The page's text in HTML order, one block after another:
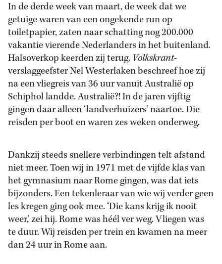
In de derde week van maart, de week dat we
getuige waren van een ongekende run op
toiletpapier, zaten naar schatting nog 200.000
vakantie vierende Nederlanders in het buitenland.
Halsoverkop keerden zij terug. Volkskrant-
verslaggeefster Nel Westerlaken beschreef hoe zij
na een vliegreis van 36 uur vanuit Australië op
Schiphol landde. Australië?! In de jaren vijftig
gingen daar alleen ‘landverhuizers’ naartoe. Die
reisden per boot en waren zes weken onderweg.
Dankzij steeds snellere verbindingen telt afstand
niet meer. Toen wij in 1971 met de vijfde klas van
het gymnasium naar Rome gingen, was dat iets
bijzonders. Een tekenleraar van wie wij verder geen
les kregen ging ook mee. ‘Die kans krijg ik nooit
weer,’ zei hij. Rome was héél ver weg. Vliegen was
te duur. Wij reisden per trein en kwamen na meer
dan 24 uur in Rome aan.